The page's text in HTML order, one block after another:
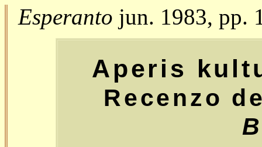
Esperanto jun. 1983, pp.
Aperis
Recenzo